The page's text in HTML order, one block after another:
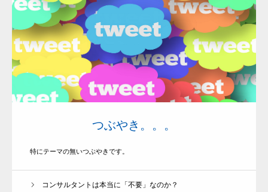
つぶやき。。。
特にテーマの無いつぶやきです。
コンサルタントは本当に「不要」なのか？